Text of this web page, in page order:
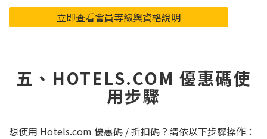
立即查看會員等級與資格說明
五、HOTELS.COM 優惠碼使
用步驟
想使用 Hotels.com 優惠碼 / 折扣碼？請依以下步驟操作：